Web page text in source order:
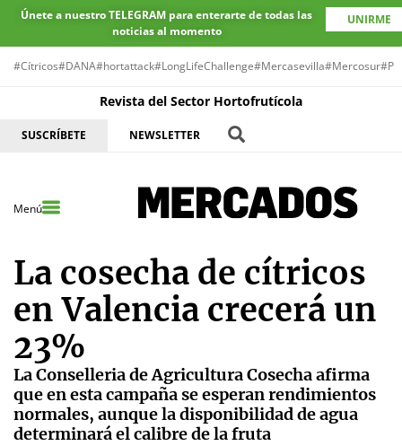
Únete a nuestro TELEGRAM para enterarte de todas las
noticias al momento
UNIRME
#Cítricos#DANA#hortattack#LongLifeChallenge#Mercasevilla#Mercosur
Revista del Sector Hortofrutícola
SUSCRÍBETE NEWSLETTER
Menú
La cosecha de cítricos
en Valencia crecerá un
23%
La Conselleria de Agricultura Cosecha afirma
que en esta campaña se esperan rendimientos
normales, aunque la disponibilidad de agua
determinará el calibre de la fruta